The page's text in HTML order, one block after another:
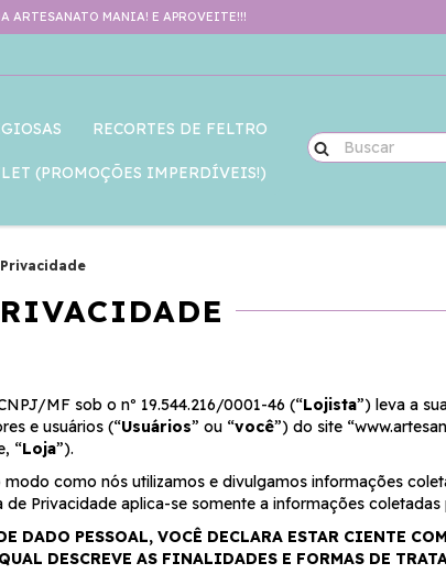
ARTESANATO MANIA! E APROVEITE!!!
RECORTES DE FELTRO
(PROMOÇÕES IMPERDÍVEIS!)
MF sob o nº 19.544.216/0001-46 (“Lojista”) leva a
e usuários (“Usuários” ou “você”) do site
“Loja”).
como nós utilizamos e divulgamos informações
de Privacidade aplica-se somente a informações
DADO PESSOAL, VOCÊ DECLARA ESTAR CIENTE
DESCREVE AS FINALIDADES E FORMAS DE